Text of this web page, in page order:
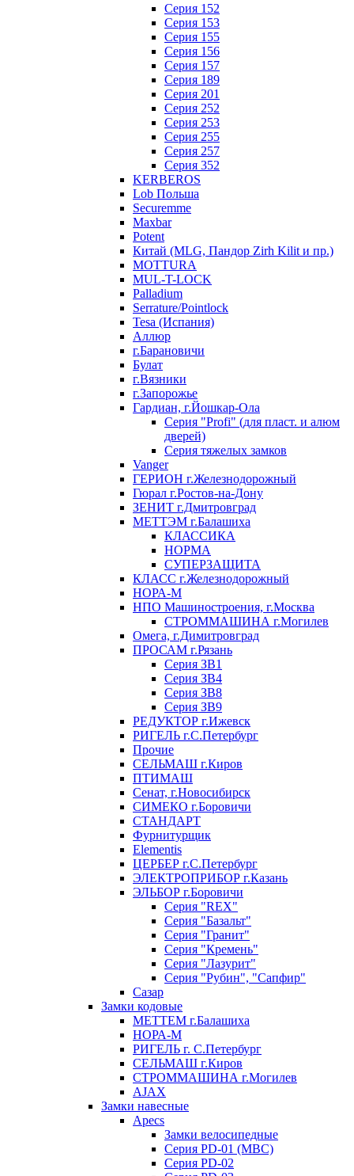
Серия 152
Серия 153
Серия 155
Серия 156
Серия 157
Серия 189
Серия 201
Серия 252
Серия 253
Серия 255
Серия 257
Серия 352
KERBEROS
Lob Польша
Securemme
Maxbar
Potent
Китай (MLG, Пандор Zirh Kilit и пр.)
MOTTURA
MUL-T-LOCK
Palladium
Serrature/Pointlock
Tesa (Испания)
Аллюр
г.Барановичи
Булат
г.Вязники
г.Запорожье
Гардиан, г.Йошкар-Ола
Серия "Profi" (для пласт. и алюм
дверей)
Серия тяжелых замков
Vanger
ГЕРИОН г.Железнодорожный
Гюрал г.Ростов-на-Дону
ЗЕНИТ г.Дмитровград
МЕТТЭМ г.Балашиха
КЛАССИКА
НОРМА
СУПЕРЗАЩИТА
КЛАСС г.Железнодорожный
НОРА-М
НПО Машиностроения, г.Москва
СТРОММАШИНА г.Могилев
Омега, г.Димитровград
ПРОСАМ г.Рязань
Серия ЗВ1
Серия ЗВ4
Серия ЗВ8
Серия ЗВ9
РЕДУКТОР г.Ижевск
РИГЕЛЬ г.С.Петербург
Прочие
СЕЛЬМАШ г.Киров
ПТИМАШ
Сенат, г.Новосибирск
СИМЕКО г.Боровичи
СТАНДАРТ
Фурнитурщик
Elementis
ЦЕРБЕР г.С.Петербург
ЭЛЕКТРОПРИБОР г.Казань
ЭЛЬБОР г.Боровичи
Серия "REX"
Серия "Базальт"
Серия "Гранит"
Серия "Кремень"
Серия "Лазурит"
Серия "Рубин", "Сапфир"
Сазар
Замки кодовые
МЕТТЕМ г.Балашиха
НОРА-М
РИГЕЛЬ г. С.Петербург
СЕЛЬМАШ г.Киров
СТРОММАШИНА г.Могилев
AJAX
Замки навесные
Apecs
Замки велосипедные
Серия PD-01 (МВС)
Серия PD-02